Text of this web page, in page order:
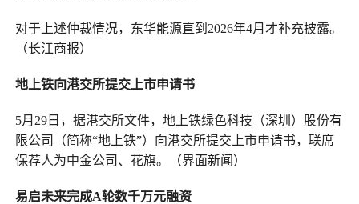
对于上述仲裁情况，东华能源直到2026年4月才补充披露。
（长江商报）
地上铁向港交所提交上市申请书
5月29日，据港交所文件，地上铁绿色科技（深圳）股份有
限公司（简称“地上铁”）向港交所提交上市申请书，联席
保荐人为中金公司、花旗。（界面新闻）
易启未来完成A轮数千万元融资